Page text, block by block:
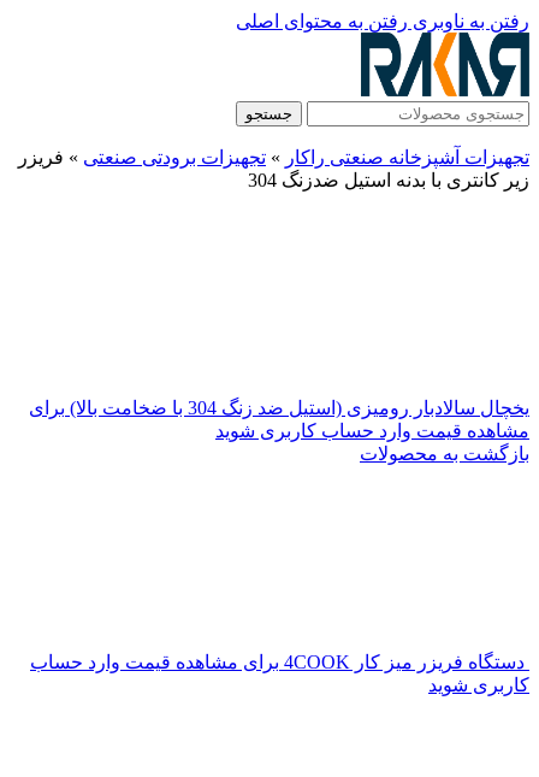
رفتن به ناوبری رفتن به محتوای اصلی
جستجو
تجهیزات آشپزخانه صنعتی راکار » تجهیزات برودتی صنعتی » فریزر
زیر کانتری با بدنه استیل ضدزنگ 304
یخچال سالادبار رومیزی (استیل ضد زنگ 304 با ضخامت بالا)
برای
مشاهده قیمت وارد حساب کاربری شوید
بازگشت به محصولات
دستگاه فریزر میز کار 4COOK
برای مشاهده قیمت وارد حساب
کاربری شوید